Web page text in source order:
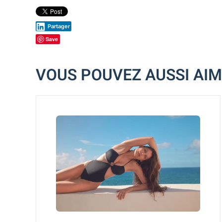
Partager
Save
VOUS POUVEZ AUSSI